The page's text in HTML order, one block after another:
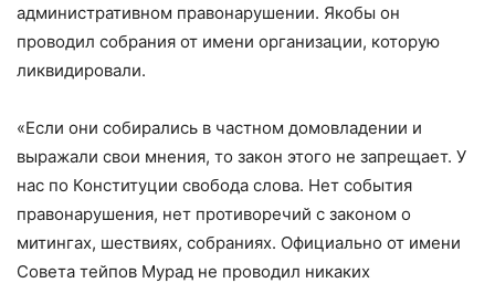
административном правонарушении. Якобы он
проводил собрания от имени организации, которую
ликвидировали.
«Если они собирались в частном домовладении и
выражали свои мнения, то закон этого не запрещает. У
нас по Конституции свобода слова. Нет события
правонарушения, нет противоречий с законом о
митингах, шествиях, собраниях. Официально от имени
Совета тейпов Мурад не проводил никаких